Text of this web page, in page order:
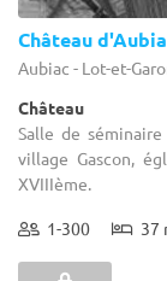
Château
Aubiac - Lot-et-
Château
Salle de
village Gascon,
XVIIIème.
1-300 37